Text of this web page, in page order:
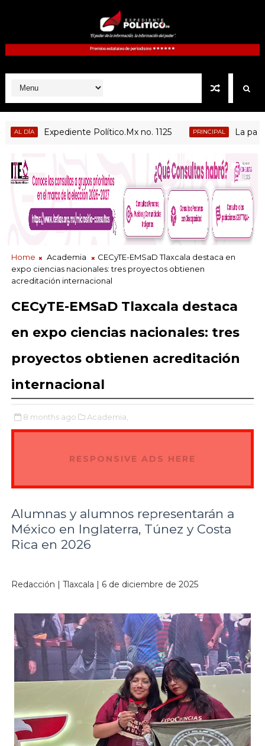
DÍA Expediente Político.Mx no. 1125 PRINCIPAL La paz no
Home Academia
CECyTE-EMSaD Tlaxcala destaca en
expo ciencias nacionales: tres proyectos obtienen
acreditación internacional
CECyTE-EMSaD Tlaxcala destaca
en expo ciencias nacionales: tres
proyectos obtienen acreditación
internacional
8 months ago Academia,
RESPONSIVE ADS HERE
Alumnas y alumnos representarán a
México en Inglaterra, Túnez y Costa
Rica en 2026
Redacción | Tlaxcala | 6 de diciembre de 2025